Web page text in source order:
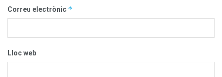
Correu electrònic *
Lloc web